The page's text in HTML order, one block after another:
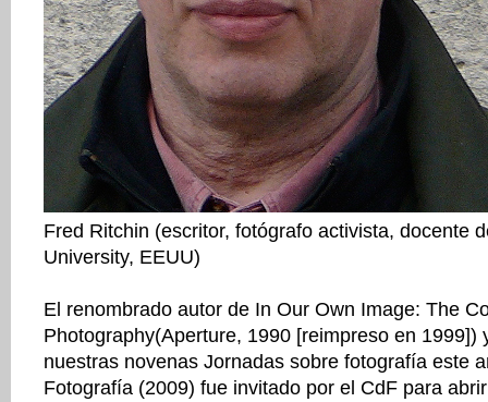
Fred Ritchin (escritor, fotógrafo activista, docente
University, EEUU)
El renombrado autor de In Our Own Image: The
Photography(Aperture, 1990 [reimpreso en 1999])
nuestras novenas Jornadas sobre fotografía este
Fotografía (2009) fue invitado por el CdF para